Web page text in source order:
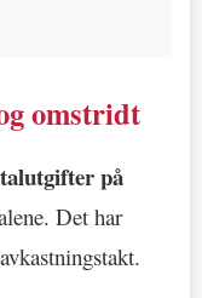
omstridt
på
Det har